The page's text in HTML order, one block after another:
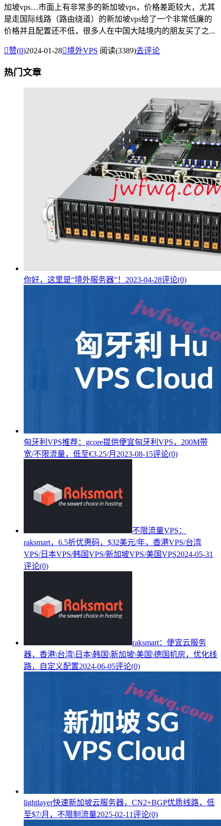
加坡vps…市面上有非常多的新加坡vps，价格差距较大，尤其
是走国际线路（路由绕道）的新加坡vps给了一个非常低廉的
价格并且配置还不低，很多人在中国大陆境内的朋友买了之...
赞(0)2024-01-28境外VPS 阅读(3389)去评论
热门文章
你好，这里是“境外服务器”！ 2023-04-28评论(0)
匈牙利VPS推荐：gcore提供便宜匈牙利VPS，200M带
宽/不限流量，低至€3.25/月 2023-08-15评论(0)
不限流量VPS：
raksmart，6.5折优惠码，$32美元/年，香港VPS/台湾
VPS/日本VPS/韩国VPS/新加坡VPS/美国VPS2024-05-31
评论(0)
raksmart：便宜云服务
器，香港\台湾\日本\韩国\新加坡\美国\德国机房，优化线
路，自定义配置2024-06-05评论(0)
lightlayer快速新加坡云服务器，CN2+BGP优质线路，低
至$7/月，不限制流量2025-02-11评论(0)